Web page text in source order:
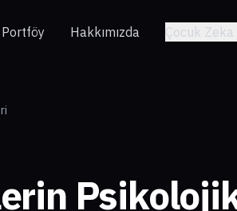
Portföy Hakkımızda Çocuk Zeka